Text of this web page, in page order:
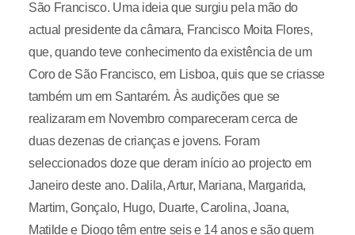
São Francisco. Uma ideia que surgiu pela mão do
actual presidente da câmara, Francisco Moita Flores,
que, quando teve conhecimento da existência de um
Coro de São Francisco, em Lisboa, quis que se criasse
também um em Santarém. Às audições que se
realizaram em Novembro compareceram cerca de
duas dezenas de crianças e jovens. Foram
seleccionados doze que deram início ao projecto em
Janeiro deste ano. Dalila, Artur, Mariana, Margarida,
Martim, Gonçalo, Hugo, Duarte, Carolina, Joana,
Matilde e Diogo têm entre seis e 14 anos e são quem